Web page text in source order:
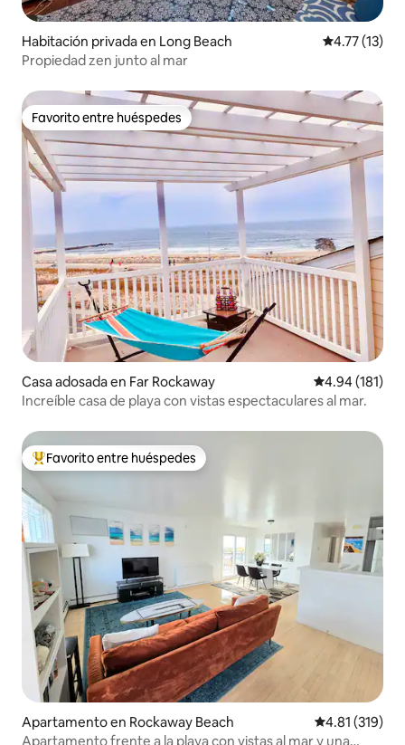
Habitación privada en Long Beach Calificación
4.77 (13)
Propiedad zen junto al mar
Favorito entre huéspedes
Favorito entre huéspedes
Casa adosada en Far Rockaway Calificación
4.94 (181)
Increíble casa de playa con vistas espectaculares al mar.
Favorito entre huéspedes preferido
Favorito entre huéspedes
Apartamento en Rockaway Beach Calificación
4.81 (319)
Apartamento frente a la playa con vistas al mar y una